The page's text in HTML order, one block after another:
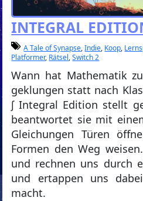
INTEGRAL
A Tale of Synapse,Indie, Koop,
Platformer, Rätsel,Switch 2
Wann hat Mathematik
geklungen statt nach
∫ Integral Edition stellt
beantwortet sie mit
Gleichungen Türen
Formen den Weg
und rechnen uns durch
und ertappen uns
macht.